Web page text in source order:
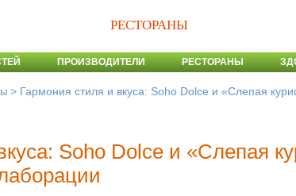
РЕСТОРАНЫ
ПРОИЗВОДИТЕЛИ РЕСТОРАНЫ
> Гармония стиля и вкуса: Soho Dolce и «‎Слепая
Soho Dolce и «‎Слепая